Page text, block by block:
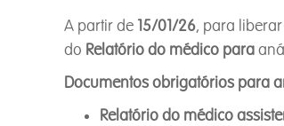
A partir de 15/01/26, para
do Relatório do médico para
Documentos obrigatórios para
Relatório do médico